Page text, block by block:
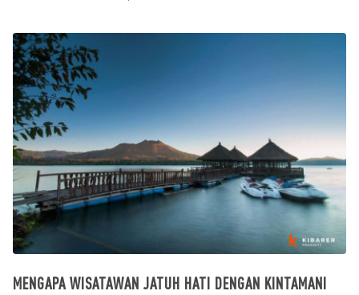
MENGAPA WISATAWAN JATUH HATI DENGAN KINTAMANI